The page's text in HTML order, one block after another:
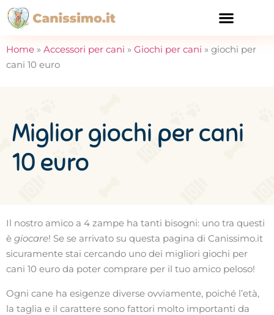
Home » Accessori per cani » Giochi per cani » giochi per
cani 10 euro
Miglior giochi per cani
10 euro
Il nostro amico a 4 zampe ha tanti bisogni: uno tra questi
è giocare! Se se arrivato su questa pagina di Canissimo.it
sicuramente stai cercando uno dei migliori giochi per
cani 10 euro da poter comprare per il tuo amico peloso!
Ogni cane ha esigenze diverse ovviamente, poiché l’età,
la taglia e il carattere sono fattori molto importanti da